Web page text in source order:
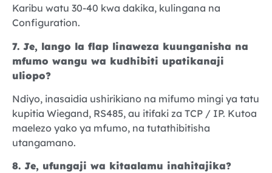
Karibu watu 30-40 kwa dakika, kulingana na
Configuration.
7. Je, lango la flap linaweza kuunganisha na
mfumo wangu wa kudhibiti upatikanaji
uliopo?
Ndiyo, inasaidia ushirikiano na mifumo mingi ya tatu
kupitia Wiegand, RS485, au itifaki za TCP / IP. Kutoa
maelezo yako ya mfumo, na tutathibitisha
utangamano.
8. Je, ufungaji wa kitaalamu inahitajika?